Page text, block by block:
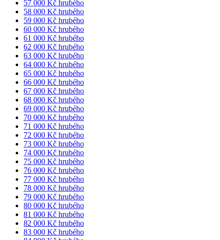
57 000 Kč hrubého
58 000 Kč hrubého
59 000 Kč hrubého
60 000 Kč hrubého
61 000 Kč hrubého
62 000 Kč hrubého
63 000 Kč hrubého
64 000 Kč hrubého
65 000 Kč hrubého
66 000 Kč hrubého
67 000 Kč hrubého
68 000 Kč hrubého
69 000 Kč hrubého
70 000 Kč hrubého
71 000 Kč hrubého
72 000 Kč hrubého
73 000 Kč hrubého
74 000 Kč hrubého
75 000 Kč hrubého
76 000 Kč hrubého
77 000 Kč hrubého
78 000 Kč hrubého
79 000 Kč hrubého
80 000 Kč hrubého
81 000 Kč hrubého
82 000 Kč hrubého
83 000 Kč hrubého